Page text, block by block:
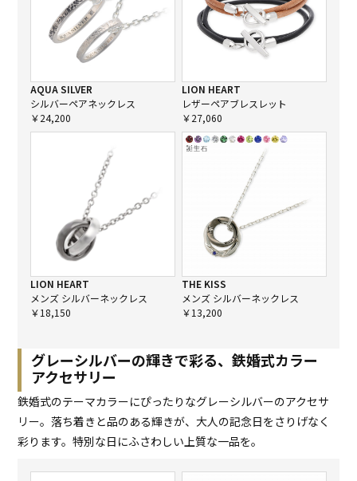
AQUA SILVER
シルバーペアネックレス
￥24,200
LION HEART
レザーペアブレスレット
￥27,060
LION HEART
メンズ シルバーネックレス
￥18,150
THE KISS
メンズ シルバーネックレス
￥13,200
グレーシルバーの輝きで彩る、鉄婚式カラー
アクセサリー
鉄婚式のテーマカラーにぴったりなグレーシルバーのアクセサ
リー。落ち着きと品のある輝きが、大人の記念日をさりげなく
彩ります。特別な日にふさわしい上質な一品を。